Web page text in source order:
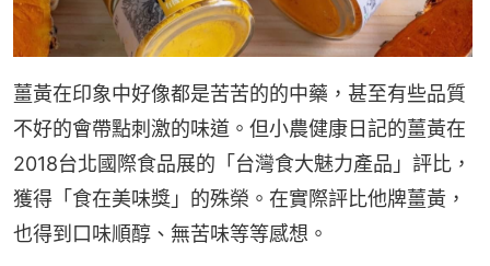
薑黃在印象中好像都是苦苦的的中藥，甚至有些品質
不好的會帶點刺激的味道。但小農健康日記的薑黃在
2018台北國際食品展的「台灣食大魅力產品」評比，
獲得「食在美味獎」的殊榮。在實際評比他牌薑黃，
也得到口味順醇、無苦味等等感想。